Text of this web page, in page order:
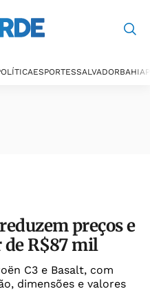
ESPORTESSALVADORBAHIA
preços e
R$87 mil
C3 e Basalt, com
dimensões e valores